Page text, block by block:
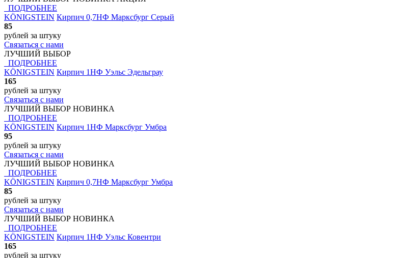
ПОДРОБНЕЕ
KÖNIGSTEIN Кирпич 0,7НФ Марксбург Серый
85
рублей за штуку
Связаться с нами
ЛУЧШИЙ ВЫБОР
ПОДРОБНЕЕ
KÖNIGSTEIN Кирпич 1НФ Уэльс Эдельграу
165
рублей за штуку
Связаться с нами
ЛУЧШИЙ ВЫБОР НОВИНКА
ПОДРОБНЕЕ
KÖNIGSTEIN Кирпич 1НФ Марксбург Умбра
95
рублей за штуку
Связаться с нами
ЛУЧШИЙ ВЫБОР НОВИНКА
ПОДРОБНЕЕ
KÖNIGSTEIN Кирпич 0,7НФ Марксбург Умбра
85
рублей за штуку
Связаться с нами
ЛУЧШИЙ ВЫБОР НОВИНКА
ПОДРОБНЕЕ
KÖNIGSTEIN Кирпич 1НФ Уэльс Ковентри
165
рублей за штуку